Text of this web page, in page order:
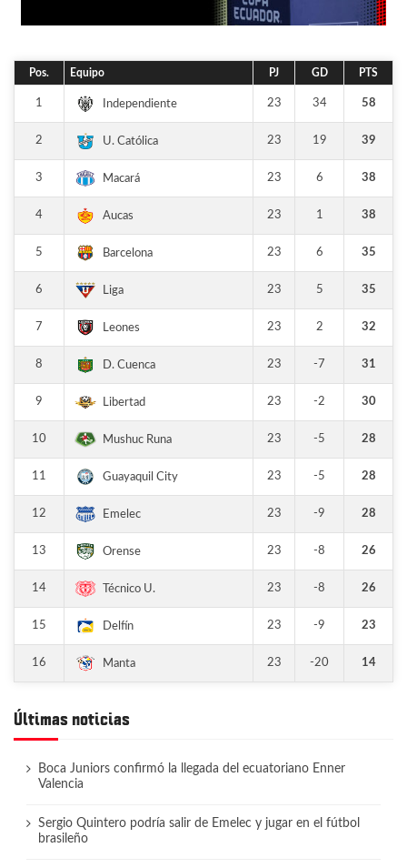
Pos. Equipo PJ GD PTS
1 Independiente 23 34 58
2 U. Católica 23 19 39
3 Macará 23 6 38
4 Aucas 23 1 38
5 Barcelona 23 6 35
6 Liga 23 5 35
7 Leones 23 2 32
8 D. Cuenca 23 -7 31
9 Libertad 23 -2 30
10 Mushuc Runa 23 -5 28
11 Guayaquil City 23 -5 28
12 Emelec 23 -9 28
13 Orense 23 -8 26
14 Técnico U. 23 -8 26
15 Delfín 23 -9 23
16 Manta 23 -20 14
Últimas noticias
Boca Juniors confirmó la llegada del ecuatoriano Enner
Valencia
Sergio Quintero podría salir de Emelec y jugar en el fútbol
brasileño